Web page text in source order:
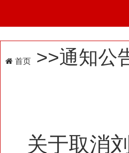
首页 >>通知公
关于取消